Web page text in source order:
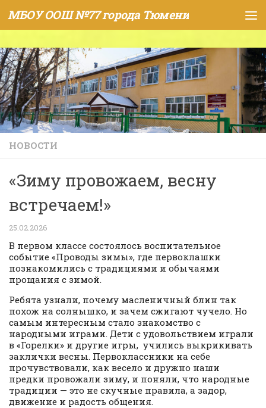
Skip to content
МБОУ ООШ №77 города Тюмени
НОВОСТИ
«Зиму провожаем, весну
встречаем!»
25.02.2026
В первом классе состоялось воспитательное
событие «Проводы зимы», где первоклашки
познакомились с традициями и обычаями
прощания с зимой.
Ребята узнали, почему масленичный блин так
похож на солнышко, и зачем сжигают чучело. Но
самым интересным стало знакомство с
народными играми. Дети с удовольствием играли
в «Горелки» и другие игры, учились выкрикивать
заклички весны. Первоклассники на себе
прочувствовали, как весело и дружно наши
предки провожали зиму, и поняли, что народные
традиции — это не скучные правила, а задор,
движение и радость общения.